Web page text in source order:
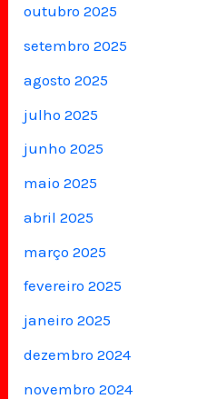
outubro 2025
setembro 2025
agosto 2025
julho 2025
junho 2025
maio 2025
abril 2025
março 2025
fevereiro 2025
janeiro 2025
dezembro 2024
novembro 2024